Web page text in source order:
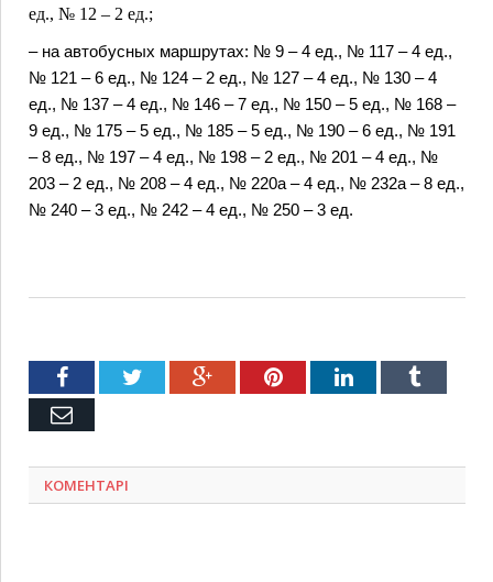
ед., № 12 – 2 ед.;
– на автобусных маршрутах: № 9 – 4 ед., № 117 – 4 ед.,
№ 121 – 6 ед., № 124 – 2 ед., № 127 – 4 ед., № 130 – 4
ед., № 137 – 4 ед., № 146 – 7 ед., № 150 – 5 ед., № 168 –
9 ед., № 175 – 5 ед., № 185 – 5 ед., № 190 – 6 ед., № 191
– 8 ед., № 197 – 4 ед., № 198 – 2 ед., № 201 – 4 ед., №
203 – 2 ед., № 208 – 4 ед., № 220а – 4 ед., № 232а – 8 ед.,
№ 240 – 3 ед., № 242 – 4 ед., № 250 – 3 ед.
FacebookTwitter Google+PinterestLinkedInTumblr
Емейл
КОМЕНТАРІ